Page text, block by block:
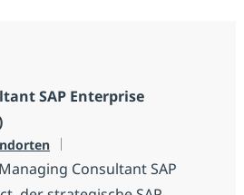
SAP Enterprise
Consultant SAP